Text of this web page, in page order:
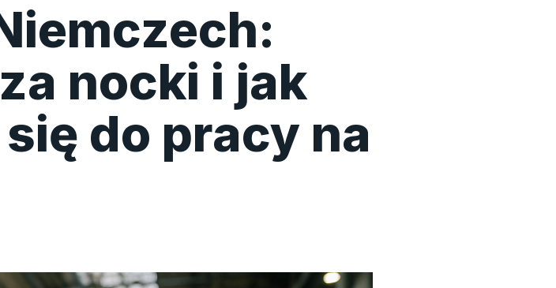
nocki i jak
do pracy na